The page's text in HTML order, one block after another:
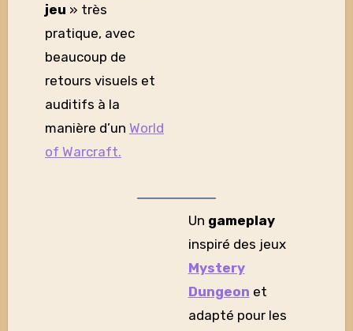
jeu » très
pratique, avec
beaucoup de
retours visuels et
auditifs à la
manière d’un World
of Warcraft.
Un gameplay
inspiré des jeux
Mystery
Dungeon et
adapté pour les